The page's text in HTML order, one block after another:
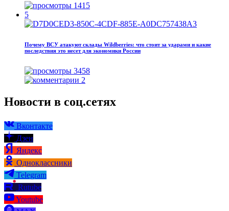
1415
5
Почему ВСУ атакуют склады Wildberries: что стоит за ударами и какие
последствия это несет для экономики России
3458
2
Новости в соц.сетях
Вконтакте
Дзен
Яндекс
Одноклассники
Telegram
Rutube
Youtube